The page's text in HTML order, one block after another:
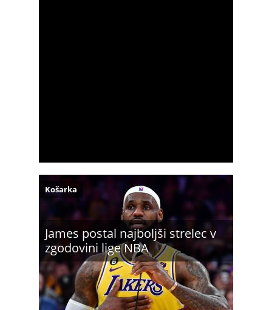
James postal najboljši strelec v
zgodovini lige NBA
Košarka